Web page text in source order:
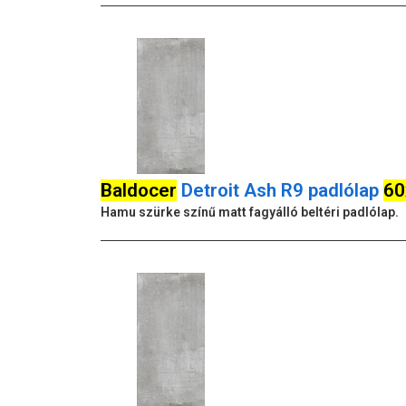
Baldocer Detroit Ash R9 padlólap
Hamu szürke színű matt fagyálló beltéri padlólap.